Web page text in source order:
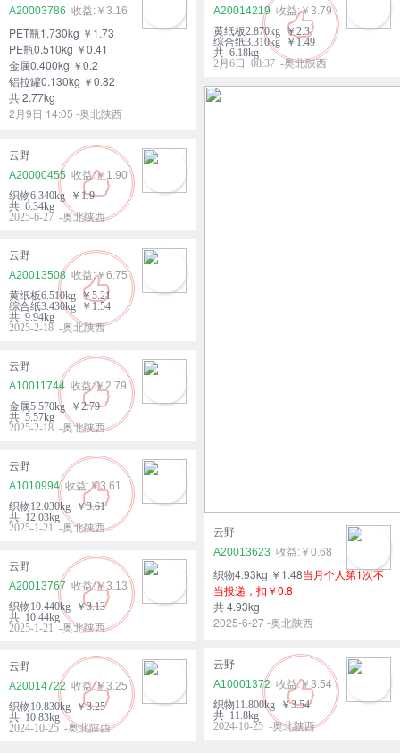
A20003786
￥3.16
PET瓶1.730kg ￥1.73
PE瓶0.510kg ￥0.41
金属0.400kg ￥0.2
铝拉罐0.130kg ￥0.82
共 2.77kg
2月9日 14:05 -奥北陕西
A20014219
￥3.79
黄纸板2.870kg ￥2.3
综合纸3.310kg ￥1.49
共 6.18kg
2月6日 08:37 -奥北陕西
云野
A20013623
￥0.68
织物4.93kg ￥1.48当月个人第1次不
当投递，扣￥0.8
共 4.93kg
2025-6-27 -奥北陕西
云野
A20000455
￥1.90
织物6.340kg ￥1.9
共 6.34kg
2025-6-27 -奥北陕西
云野
A20013508
￥6.75
黄纸板6.510kg ￥5.21
综合纸3.430kg ￥1.54
共 9.94kg
2025-2-18 -奥北陕西
云野
A10011744
￥2.79
金属5.570kg ￥2.79
共 5.57kg
2025-2-18 -奥北陕西
云野
A1010994
￥3.61
织物12.030kg ￥3.61
共 12.03kg
2025-1-21 -奥北陕西
云野
A20013767
￥3.13
织物10.440kg ￥3.13
共 10.44kg
2025-1-21 -奥北陕西
云野
A10001372
￥3.54
织物11.800kg ￥3.54
共 11.8kg
2024-10-25 -奥北陕西
云野
A20014722
￥3.25
织物10.830kg ￥3.25
共 10.83kg
2024-10-25 -奥北陕西